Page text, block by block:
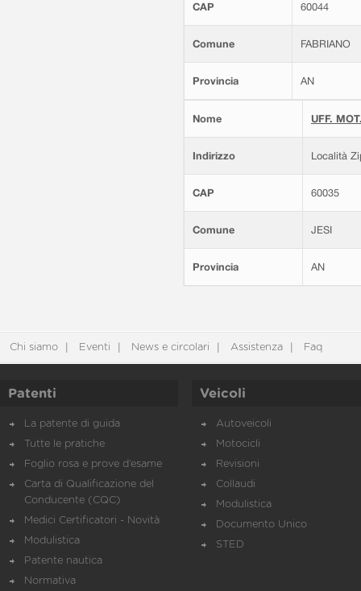
CAP 60044
Comune FABRIANO
Provincia AN
Nome UFF.
Indirizzo Località
CAP 60035
Comune JESI
Provincia AN
Chi siamo Eventi News e circolari Assistenza Faq
Patenti
La patente di guida
Tutte le pratiche
Foglio rosa e prove d’esame
Carta di Qualificazione del
Conducente (CQC)
Medici Certificatori - Novità
Modulistica
Patente nautica
Normativa
Veicoli
Autoveicoli
Motocicli
Revisioni
Collaudi
Modulistica
Documento Unico
STED